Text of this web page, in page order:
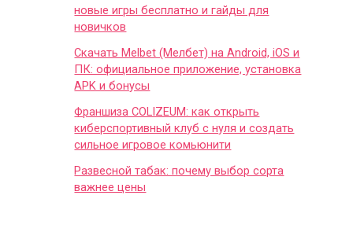
новые игры бесплатно и гайды для
новичков
Скачать Melbet (Мелбет) на Android, iOS и
ПК: официальное приложение, установка
APK и бонусы
Франшиза COLIZEUM: как открыть
киберспортивный клуб с нуля и создать
сильное игровое комьюнити
Развесной табак: почему выбор сорта
важнее цены